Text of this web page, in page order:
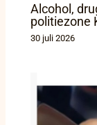
Alcohol,
politiezone
30 juli 2026